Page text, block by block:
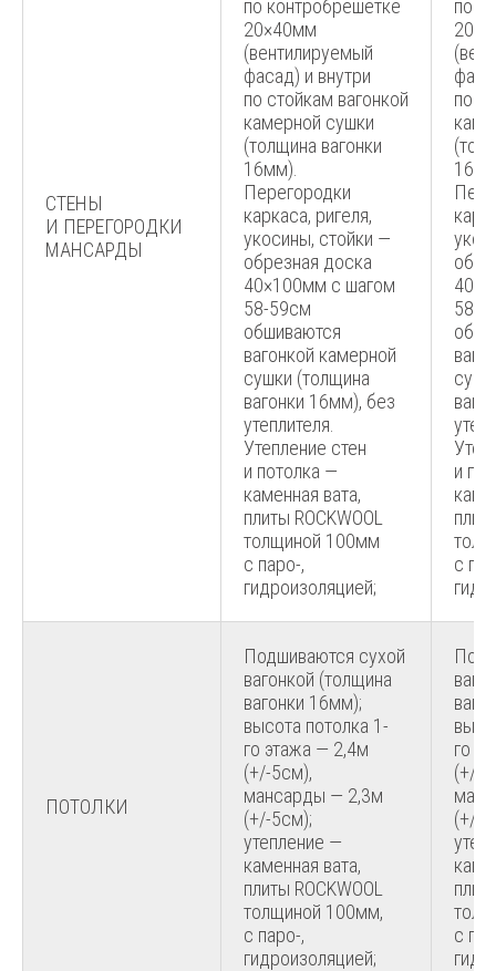
СТЕНЫ
И ПЕРЕГОРОДКИ
МАНСАРДЫ
по контробрешетке
20×40мм
(вентилируемый
фасад) и внутри
по стойкам вагонкой
камерной сушки
(толщина вагонки
16мм).
Перегородки
каркаса, ригеля,
укосины, стойки —
обрезная доска
40×100мм с шагом
58-59см
обшиваются
вагонкой камерной
сушки (толщина
вагонки 16мм), без
утеплителя.
Утепление стен
и потолка —
каменная вата,
плиты ROCKWOOL
толщиной 100мм
с паро-,
гидроизоляцией;
по
по
58-
и
с
ПОТОЛКИ
Подшиваются сухой
вагонкой (толщина
вагонки 16мм);
высота потолка 1-
го этажа — 2,4м
(+/-5см),
мансарды — 2,3м
(+/-5см);
утепление —
каменная вата,
плиты ROCKWOOL
толщиной 100мм,
с паро-,
гидроизоляцией;
го
(+/-
(+/-
с